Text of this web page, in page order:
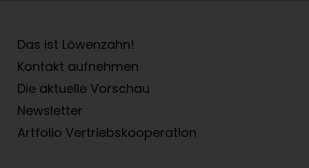
Das ist Löwenzahn!
Kontakt aufnehmen
Die aktuelle Vorschau
Newsletter
Artfolio Vertriebs­kooperation